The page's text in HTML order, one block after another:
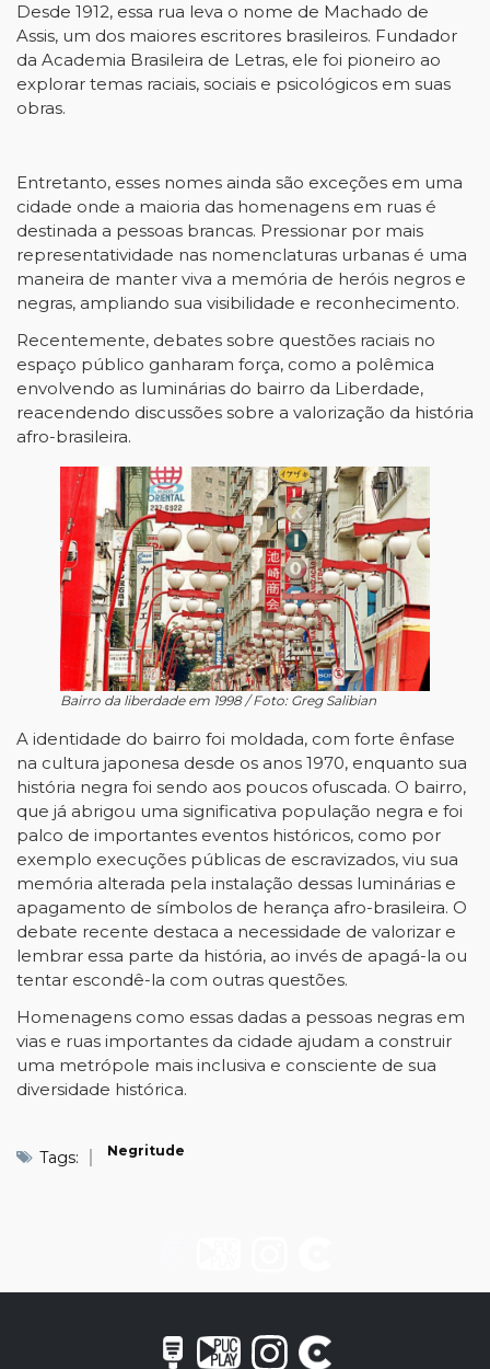
Desde 1912, essa rua leva o nome de Machado de
Assis, um dos maiores escritores brasileiros. Fundador
da Academia Brasileira de Letras, ele foi pioneiro ao
explorar temas raciais, sociais e psicológicos em suas
obras.
Entretanto, esses nomes ainda são exceções em uma
cidade onde a maioria das homenagens em ruas é
destinada a pessoas brancas. Pressionar por mais
representatividade nas nomenclaturas urbanas é uma
maneira de manter viva a memória de heróis negros e
negras, ampliando sua visibilidade e reconhecimento.
Recentemente, debates sobre questões raciais no
espaço público ganharam força, como a polêmica
envolvendo as luminárias do bairro da Liberdade,
reacendendo discussões sobre a valorização da história
afro-brasileira.
Bairro da liberdade em 1998 / Foto: Greg Salibian
A identidade do bairro foi moldada, com forte ênfase
na cultura japonesa desde os anos 1970, enquanto sua
história negra foi sendo aos poucos ofuscada. O bairro,
que já abrigou uma significativa população negra e foi
palco de importantes eventos históricos, como por
exemplo execuções públicas de escravizados, viu sua
memória alterada pela instalação dessas luminárias e
apagamento de símbolos de herança afro-brasileira. O
debate recente destaca a necessidade de valorizar e
lembrar essa parte da história, ao invés de apagá-la ou
tentar escondê-la com outras questões.​
Homenagens como essas dadas a pessoas negras em
vias e ruas importantes da cidade ajudam a construir
uma metrópole mais inclusiva e consciente de sua
diversidade histórica.
Tags: Negritude